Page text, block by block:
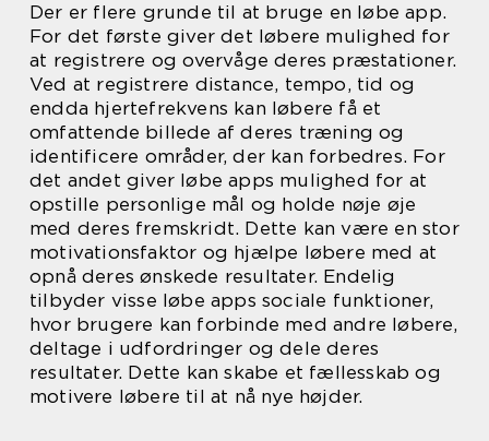
Der er flere grunde til at bruge en løbe app.
For det første giver det løbere mulighed for
at registrere og overvåge deres præstationer.
Ved at registrere distance, tempo, tid og
endda hjertefrekvens kan løbere få et
omfattende billede af deres træning og
identificere områder, der kan forbedres. For
det andet giver løbe apps mulighed for at
opstille personlige mål og holde nøje øje
med deres fremskridt. Dette kan være en stor
motivationsfaktor og hjælpe løbere med at
opnå deres ønskede resultater. Endelig
tilbyder visse løbe apps sociale funktioner,
hvor brugere kan forbinde med andre løbere,
deltage i udfordringer og dele deres
resultater. Dette kan skabe et fællesskab og
motivere løbere til at nå nye højder.